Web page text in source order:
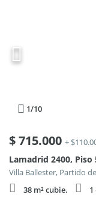
1/10
$715.000 +
Lamadrid 2400, Piso
Villa Ballester, Partido
38 m² cubie.